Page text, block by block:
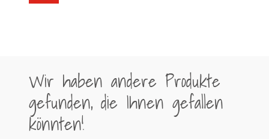
Wir haben andere Produkte
gefunden, die Ihnen gefallen
könnten!